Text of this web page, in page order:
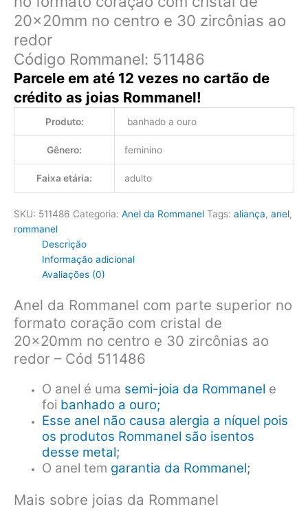
20x20mm no centro e 30 zircônias ao
redor
Código Rommanel: 511486
Parcele em até 12 vezes no cartão de
crédito as joias Rommanel!
Produto: banhado a ouro
Gênero: feminino
Faixa etária: adulto
SKU: 511486 Categoria: Anel da Rommanel Tags: aliança, anel,
rommanel
Descrição
Informação adicional
Avaliações (0)
Anel da Rommanel com parte superior no
formato coração com cristal de
20x20mm no centro e 30 zircônias ao
redor – Cód 511486
O anel é uma semi-joia da Rommanel e
foi banhado a ouro;
Esse anel não causa alergia a níquel pois
os produtos Rommanel são isentos
desse metal;
O anel tem garantia da Rommanel;
Mais sobre joias da Rommanel